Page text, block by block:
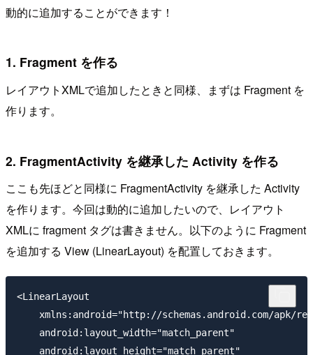
動的に追加することができます！
1. Fragment を作る
レイアウトXMLで追加したときと同様、まずは Fragment を
作ります。
2. FragmentActivity を継承した Activity を作る
ここも先ほどと同様に FragmentActivity を継承した Activity
を作ります。今回は動的に追加したいので、レイアウト
XMLに fragment タグは書きません。以下のように Fragment
を追加する View (LinearLayout) を配置しておきます。
<LinearLayout
xmlns:android="http://schemas.android.com/apk/
    android:layout_width="match_parent"
    android:layout_height="match_parent"